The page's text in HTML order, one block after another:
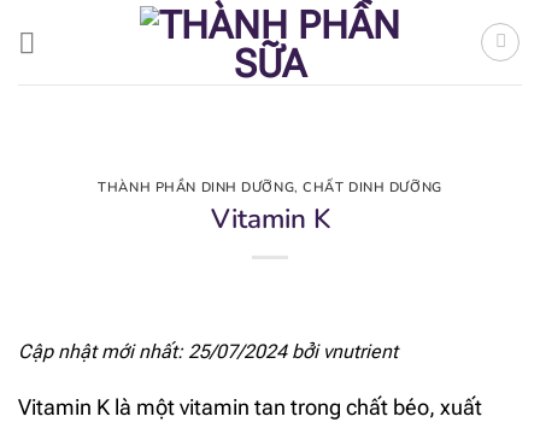
THÀNH PHẦN DINH DƯỠNG,CHẤT DINH DƯỠNG
Vitamin K
Cập nhật mới nhất: 25/07/2024 bởi vnutrient
Vitamin K là một vitamin tan trong chất béo, xuất